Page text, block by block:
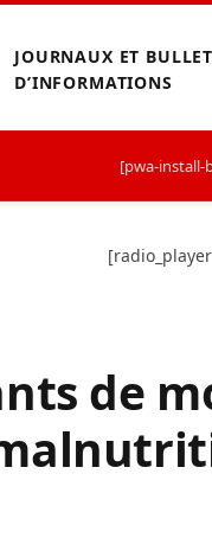
JOURNAUX ET
D’INFORMATIONS
[pwa-
de